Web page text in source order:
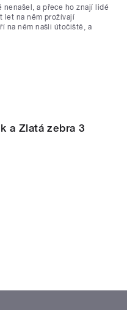
nenašel, a přece ho znají lidé
let na něm prožívají
na něm našli útočiště, a
a Zlatá zebra 3